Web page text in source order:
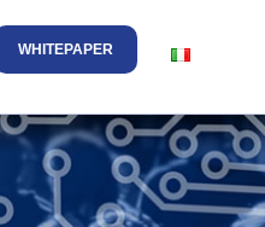
WHITEPAPER